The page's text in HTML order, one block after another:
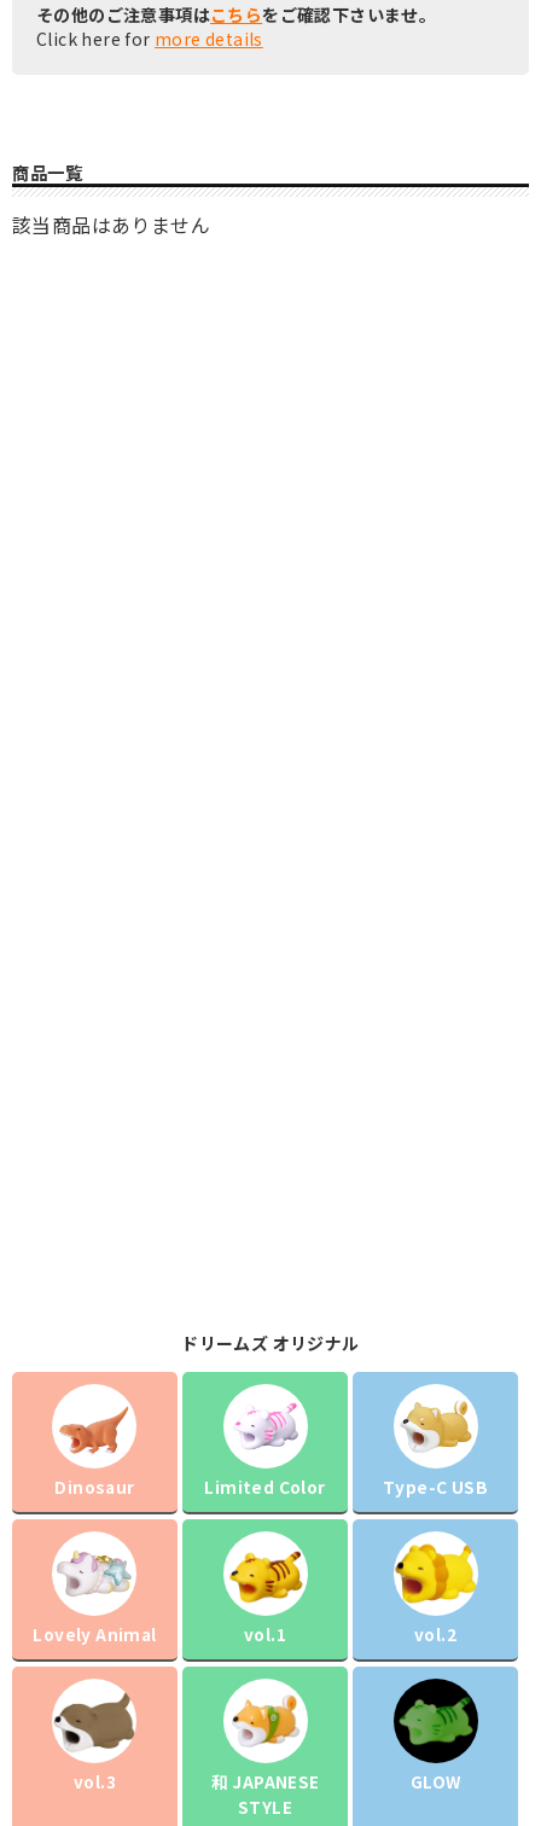
その他のご注意事項はこちらをご確認下さいませ。
Click here for more details
商品一覧
該当商品はありません
ドリームズ オリジナル
Dinosaur Limited Color Type-C USB
Lovely Animal vol.1 vol.2
vol.3
和 JAPANESE
STYLE
GLOW